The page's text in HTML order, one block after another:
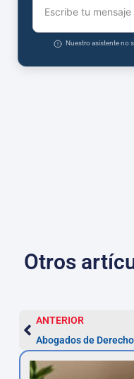
Escribe tu mensaje
Nuestro asistente no
Otros
ANTERIOR